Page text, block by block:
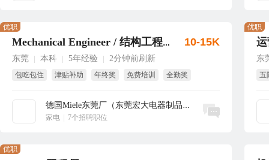
Mechanical Engineer / 结构工程师
东莞 本科 5年经验 2分钟前刷新
包吃包住 津贴补助 年终奖 免费培训
全勤奖
德国Miele东莞厂（东莞宏大电器制品有...
家电
7个招聘职位
优职
10-15K
立即沟通
东
五
优职
优职